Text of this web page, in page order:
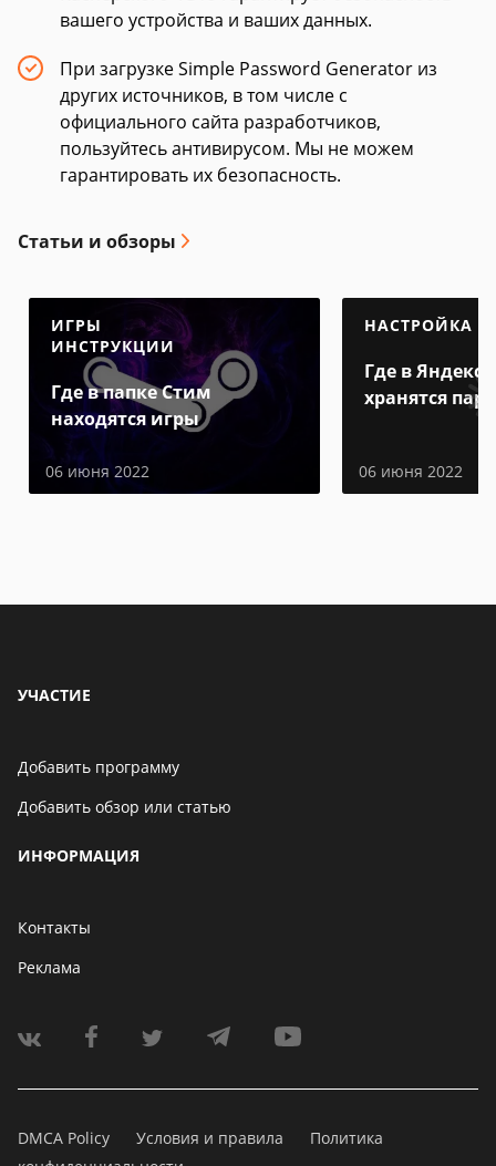
вашего устройства и ваших данных.
При загрузке Simple Password Generator из
других источников, в том числе с
официального сайта разработчиков,
пользуйтесь антивирусом. Мы не можем
гарантировать их безопасность.
Статьи и обзоры
ИГРЫ
ИНСТРУКЦИИ
Где в папке Стим
находятся игры
06 июня 2022
НАСТРОЙКА
Где в Яндекс
хранятся
06 июня 2022
УЧАСТИЕ
Добавить программу
Добавить обзор или статью
ИНФОРМАЦИЯ
Контакты
Реклама
DMCA Policy Условия и правила
Политика